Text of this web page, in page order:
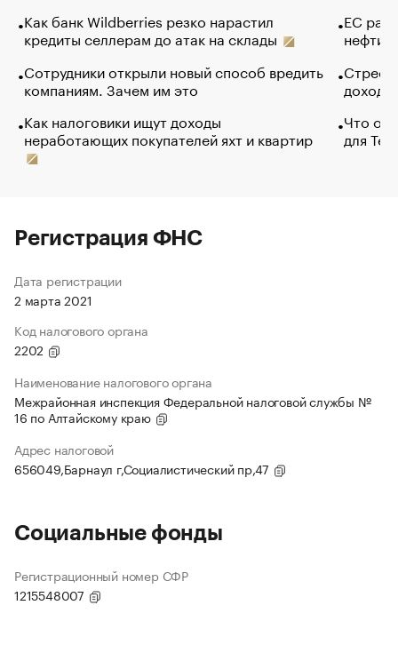
Как банк Wildberries резко нарастил
кредиты селлерам до атак на склады
Сотрудники открыли новый способ вредить
компаниям. Зачем им это
Как налоговики ищут доходы
неработающих покупателей яхт и квартир
ЕС
нефти
Что
для
Регистрация ФНС
Дата регистрации
2 марта 2021
Код налогового органа
2202
Наименование налогового органа
Межрайонная инспекция Федеральной налоговой службы №
16 по Алтайскому краю
Адрес налоговой
656049,Барнаул г,Социалистический пр,47
Социальные фонды
Регистрационный номер СФР
1215548007